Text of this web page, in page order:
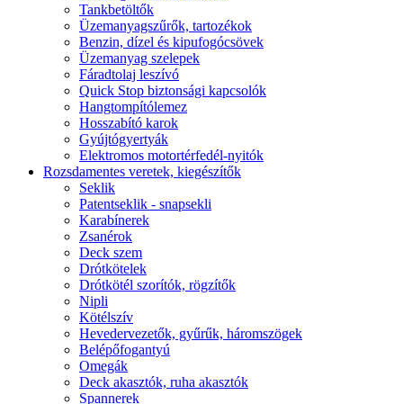
Tankbetöltők
Üzemanyagszűrők, tartozékok
Benzin, dízel és kipufogócsövek
Üzemanyag szelepek
Fáradtolaj leszívó
Quick Stop biztonsági kapcsolók
Hangtompítólemez
Hosszabító karok
Gyújtógyertyák
Elektromos motortérfedél-nyitók
Rozsdamentes veretek, kiegészítők
Seklik
Patentseklik - snapsekli
Karabínerek
Zsanérok
Deck szem
Drótkötelek
Drótkötél szorítók, rögzítők
Nipli
Kötélszív
Hevedervezetők, gyűrűk, háromszögek
Belépőfogantyú
Omegák
Deck akasztók, ruha akasztók
Spannerek